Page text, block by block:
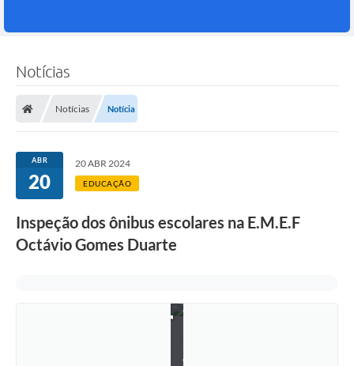
Notícias
Notícias Notícia
ABR
20
20 ABR 2024
EDUCAÇÃO
Inspeção dos ônibus escolares na E.M.E.F
Octávio Gomes Duarte
F
o
a
e